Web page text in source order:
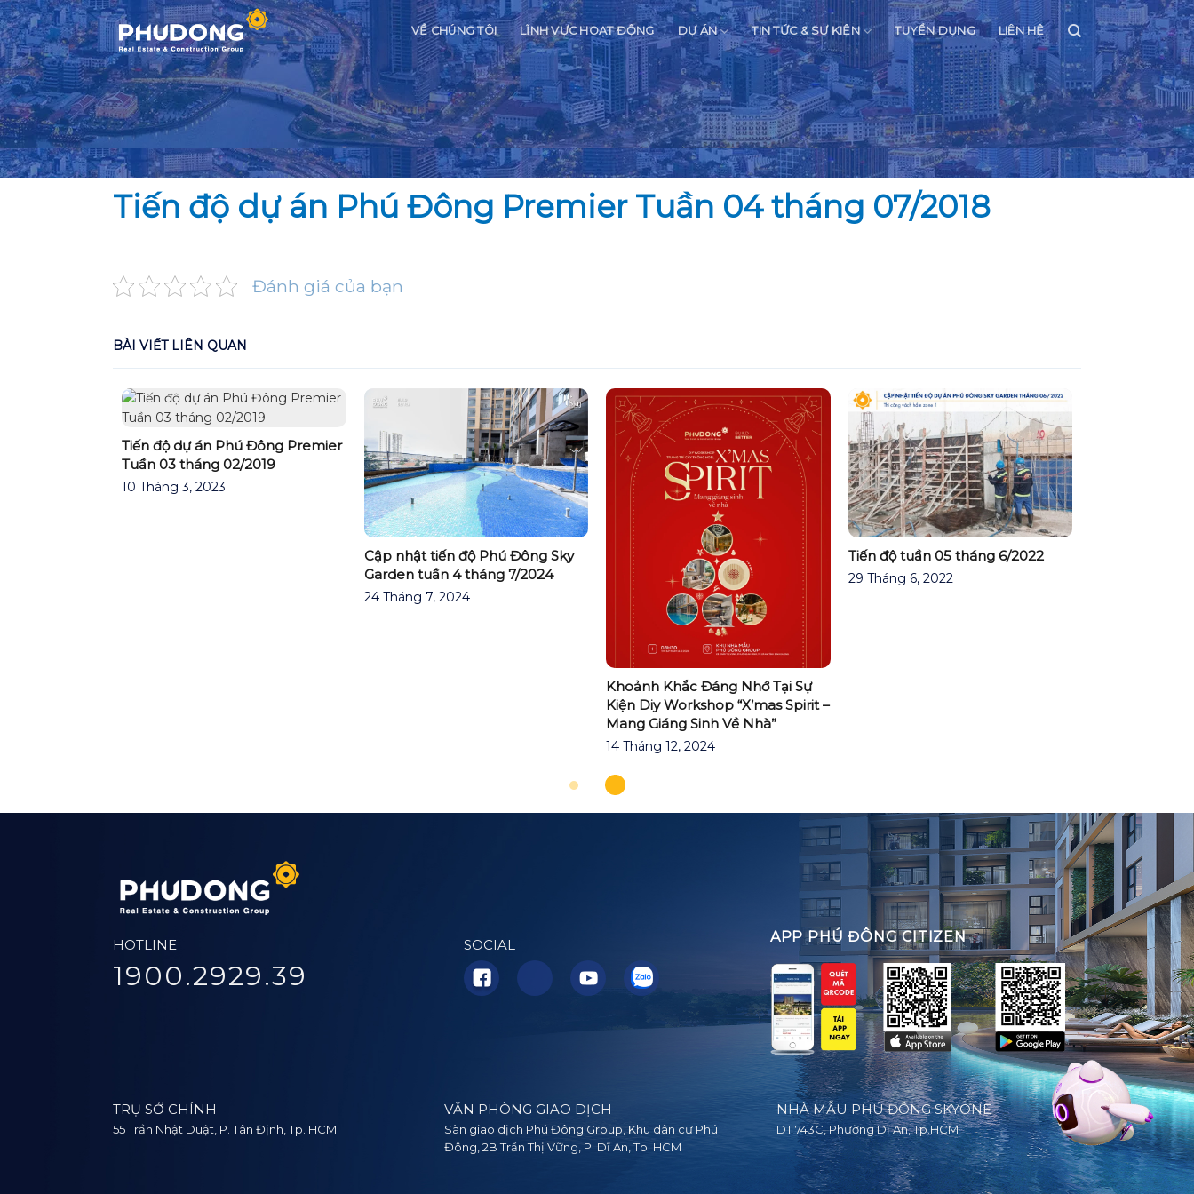
Skip
to
content
VỀ CHÚNG TÔI LĨNH VỰC HOẠT ĐỘNG DỰ ÁN TIN TỨC & SỰ KIỆN TUYỂN DỤNG LIÊN HỆ
Tiến độ dự án Phú Đông Premier Tuần 04 tháng 07/2018
Đánh giá của bạn
BÀI VIẾT LIÊN QUAN
Tiến độ dự án Phú Đông Premier
Tuần 03 tháng 02/2019
10 Tháng 3, 2023
Cập nhật tiến độ Phú Đông Sky
Garden tuần 4 tháng 7/2024
24 Tháng 7, 2024
Khoảnh Khắc Đáng Nhớ Tại Sự
Kiện Diy Workshop “X’mas Spirit –
Mang Giáng Sinh Về Nhà”
14 Tháng 12, 2024
Tiến độ tuần 05 tháng 6/2022
29 Tháng 6, 2022
HOTLINE
1900.2929.39
SOCIAL APP PHÚ ĐÔNG CITIZEN
TRỤ SỞ CHÍNH
55 Trần Nhật Duật, P. Tân Định, Tp. HCM
VĂN PHÒNG GIAO DỊCH
Sàn giao dịch Phú Đông Group, Khu dân cư Phú
Đông, 2B Trần Thị Vững, P. Dĩ An, Tp. HCM
NHÀ MẪU PHÚ ĐÔNG SKYONE
DT 743C, Phường Dĩ An, Tp.HCM